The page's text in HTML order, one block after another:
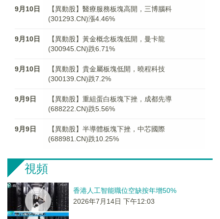
9月10日
【異動股】醫療服務板塊高開，三博腦科
(301293.CN)漲4.46%
9月10日
【異動股】黃金概念板塊低開，曼卡龍
(300945.CN)跌6.71%
9月10日
【異動股】貴金屬板塊低開，曉程科技
(300139.CN)跌7.2%
9月9日
【異動股】重組蛋白板塊下挫，成都先導
(688222.CN)跌5.56%
9月9日
【異動股】半導體板塊下挫，中芯國際
(688981.CN)跌10.25%
視頻
香港人工智能職位空缺按年增50%
2026年7月14日 下午12:03